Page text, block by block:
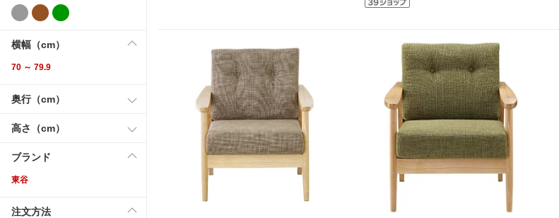
横幅（cm）
70 ～ 79.9
奥行（cm）
高さ（cm）
ブランド
東谷
注文方法